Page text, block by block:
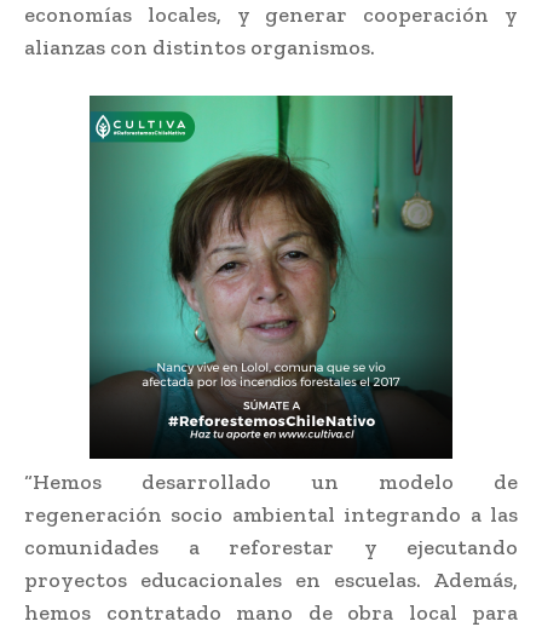
economías locales, y generar cooperación y
alianzas con distintos organismos.
“Hemos desarrollado un modelo de
regeneración socio ambiental integrando a las
comunidades a reforestar y ejecutando
proyectos educacionales en escuelas. Además,
hemos contratado mano de obra local para